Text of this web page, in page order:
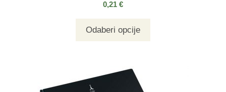
0,21 €
Odaberi opcije